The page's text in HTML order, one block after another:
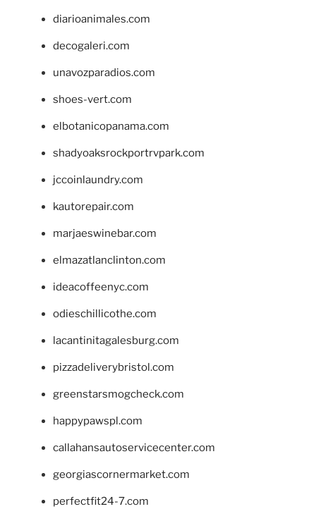
diarioanimales.com
decogaleri.com
unavozparadios.com
shoes-vert.com
elbotanicopanama.com
shadyoaksrockportrvpark.com
jccoinlaundry.com
kautorepair.com
marjaeswinebar.com
elmazatlanclinton.com
ideacoffeenyc.com
odieschillicothe.com
lacantinitagalesburg.com
pizzadeliverybristol.com
greenstarsmogcheck.com
happypawspl.com
callahansautoservicecenter.com
georgiascornermarket.com
perfectfit24-7.com